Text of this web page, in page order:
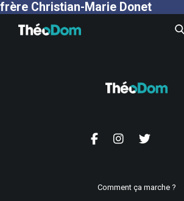
frère Christian-Marie Donet
Comment ça marche ?